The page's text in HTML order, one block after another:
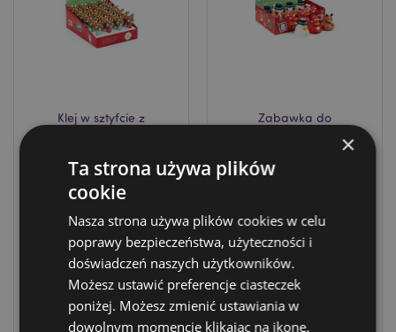
Klej w sztyfcie z
XSTA407
1392 w
magazynie
ZALOGUJ
Zabawka do
Christmas
DOSTAWA:
03/09/2026
ZALOGUJ
×
Ta strona używa plików
cookie
Nasza strona używa plików cookies w celu
poprawy bezpieczeństwa, użyteczności i
doświadczeń naszych użytkowników.
Możesz ustawić preferencje ciasteczek
poniżej. Możesz zmienić ustawiania w
dowolnym momencie klikając na ikonę.